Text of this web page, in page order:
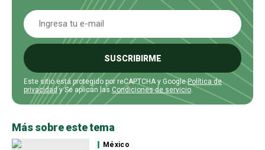
SUSCRIBIRME
Este sitio está protegido por reCAPTCHA y GooglePolítica de
privacidady Se aplican las Condiciones de servicio.
Más sobre este tema
México